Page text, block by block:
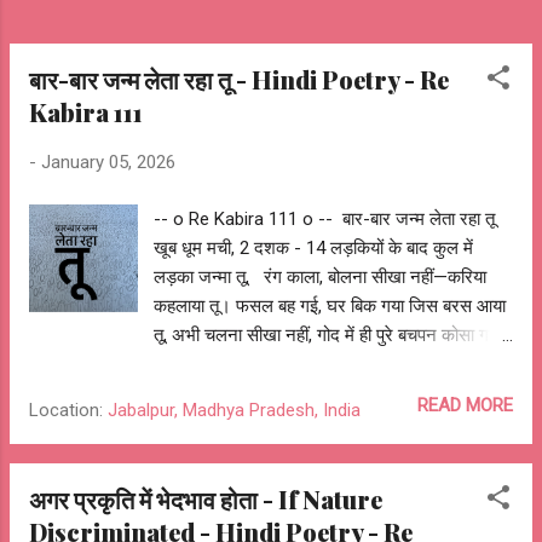
बार-बार जन्म लेता रहा तू - Hindi Poetry - Re
Kabira 111
- January 05, 2026
-- o Re Kabira 111 o -- बार-बार जन्म लेता रहा तू
खूब धूम मची, 2 दशक - 14 लड़कियों के बाद कुल में
लड़का जन्मा तू, रंग काला, बोलना सीखा नहीं—करिया
कहलाया तू। फसल बह गई, घर बिक गया जिस बरस आया
तू, अभी चलना सीखा नहीं, गोद में ही पुरे बचपन कोसा गया
ही पटाखे सुन दिवाली पर खुश होता तू। फटी किताबों के
चित्रों में ही खोया रहा तू, (उनमे ही अपने ख़्वाब बनाये तूने)
नंगे पाँव मीलों स्कूल तक दौड़ता रहा तू। समझ न सका
कहलाया तू। कितने घरों की देहरी पार न कर पाया तू,
Location: Jabalpur, Madhya Pradesh, India READ MORE
अगर प्रकृति में भेदभाव होता - If Nature
Discriminated - Hindi Poetry - Re